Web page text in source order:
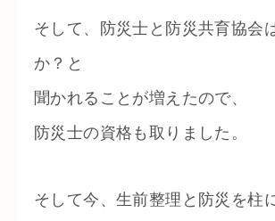
そして、防災士と防災共育協会
か？と
聞かれることが増えたので、
防災士の資格も取りました。
そして今、生前整理と防災を柱